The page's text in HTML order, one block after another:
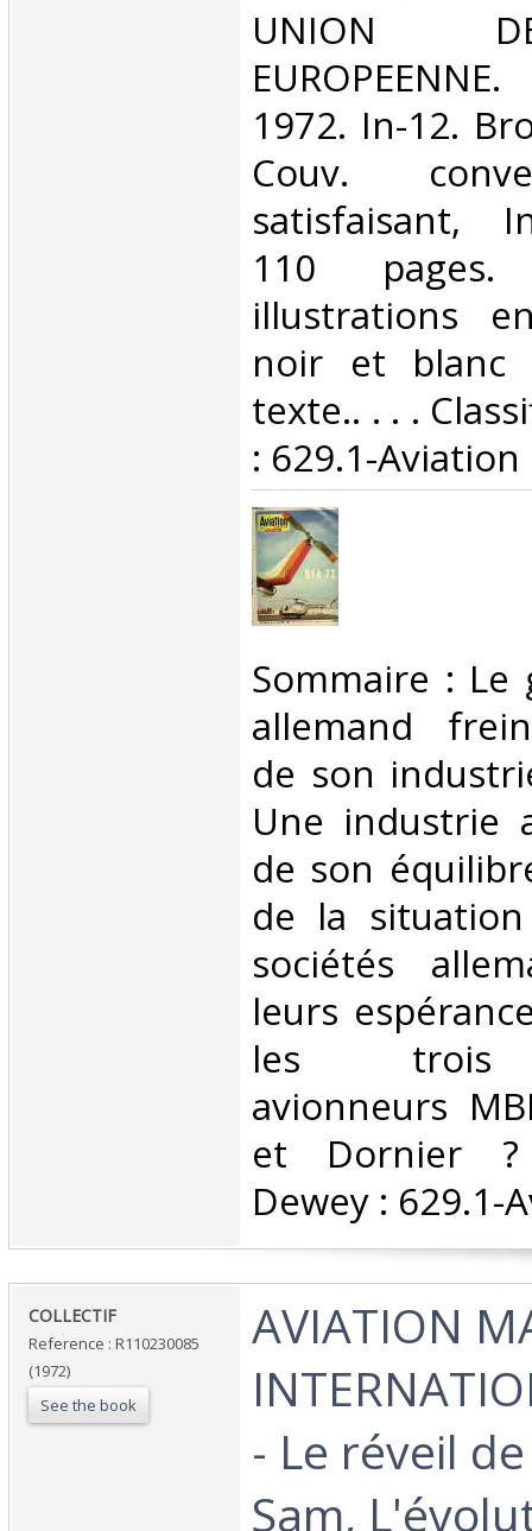
‎UNION
1972. In-12.
Couv.
satisfaisant,
110 pages.
illustrations
noir et blanc
texte.. . . .
: 629.1-Aviation‎
‎Sommaire : Le
allemand
de son
Une industrie
de son
de la
sociétés
leurs
les trois
avionneurs
et Dornier ?
Dewey : 629.1-
‎COLLECTIF‎
Reference : R110230085
(1972)
See the book
‎AVIATION
- Le réveil
Sam,